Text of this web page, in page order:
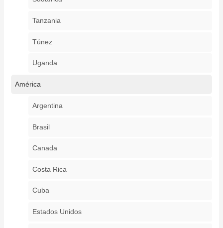
Tanzania
Túnez
Uganda
América
Argentina
Brasil
Canada
Costa Rica
Cuba
Estados Unidos